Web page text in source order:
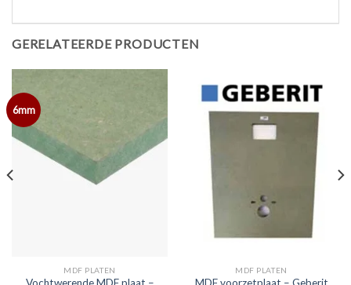
GERELATEERDE PRODUCTEN
6mm
MDF PLATEN MDF PLATEN